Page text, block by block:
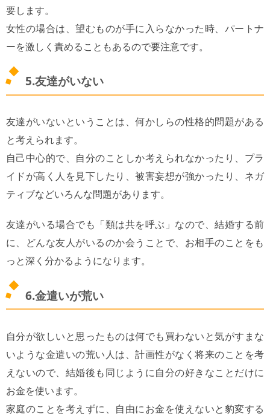
要します。
女性の場合は、望むものが手に入らなかった時、パートナ
ーを激しく責めることもあるので要注意です。
5.友達がいない
友達がいないということは、何かしらの性格的問題がある
と考えられます。
自己中心的で、自分のことしか考えられなかったり、プラ
イドが高く人を見下したり、被害妄想が強かったり、ネガ
ティブなどいろんな問題があります。
友達がいる場合でも「類は共を呼ぶ」なので、結婚する前
に、どんな友人がいるのか会うことで、お相手のことをも
っと深く分かるようになります。
6.金遣いが荒い
自分が欲しいと思ったものは何でも買わないと気がすまな
いような金遣いの荒い人は、計画性がなく将来のことを考
えないので、結婚後も同じように自分の好きなことだけに
お金を使います。
家庭のことを考えずに、自由にお金を使えないと豹変する